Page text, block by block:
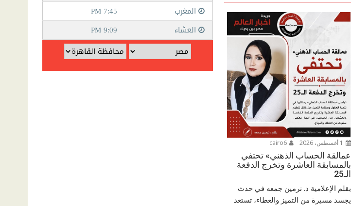
cairo6
عمالقة الحساب الذهني» تحتفي
بالمسابقة العاشرة وتخرج الدفعة
الـ25
بقلم الإعلامية د. نرمين جمعه في حدث
يجسد مسيرة من التميز والعطاء، تستعد